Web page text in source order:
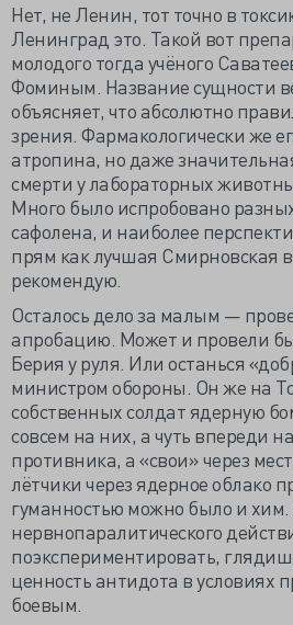
Нет, не Ленин, тот точно в
Ленинград это. Такой вот
молодого тогда учёного
Фоминым. Название сущности
объясняет, что абсолютно
зрения. Фармакологически же
атропина, но даже
смерти у лабораторных
Много было испробовано
сафолена, и наиболее
прям как лучшая Смирновская
рекомендую.
Осталось дело за малым —
апробацию. Может и провели бы
Берия у руля. Или останься
министром обороны. Он же на
собственных солдат ядерную
совсем на них, а чуть впереди
противника, а «свои» через
лётчики через ядерное облако
гуманностью можно было и
нервнопаралитического
поэкспериментировать,
ценность антидота в условиях
боевым.